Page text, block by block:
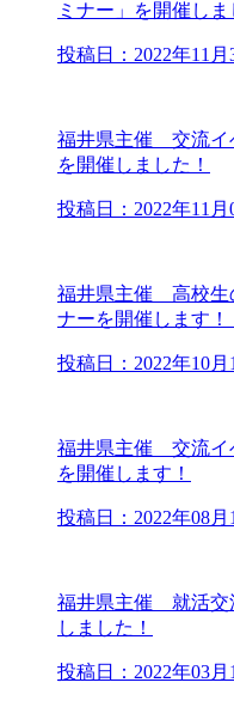
ミナー」を開催しま
投稿日：2022年11月
福井県主催 交流イ
を開催しました！
投稿日：2022年11月
福井県主催 高校生
ナーを開催します！
投稿日：2022年10月
福井県主催 交流イ
を開催します！
投稿日：2022年08月
福井県主催 就活交
しました！
投稿日：2022年03月